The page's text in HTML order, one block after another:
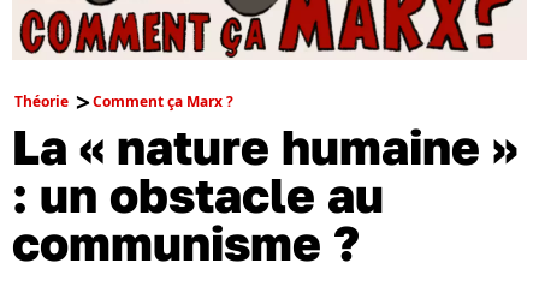
Théorie Comment ça Marx ?
La « nature humaine »
: un obstacle au
communisme ?